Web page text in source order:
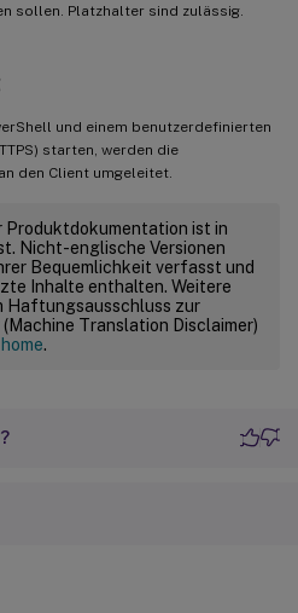
sollen. Platzhalter sind zulässig.
und einem benutzerdefinierten
starten, werden die
den Client umgeleitet.
Produktdokumentation ist in
Nicht-englische Versionen
Bequemlichkeit verfasst und
Inhalte enthalten. Weitere
Haftungsausschluss zur
Translation Disclaimer)
.